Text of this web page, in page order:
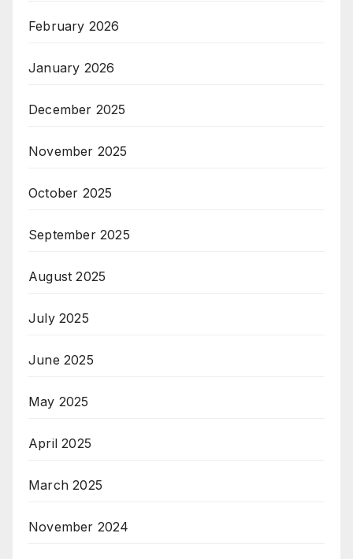
February 2026
January 2026
December 2025
November 2025
October 2025
September 2025
August 2025
July 2025
June 2025
May 2025
April 2025
March 2025
November 2024